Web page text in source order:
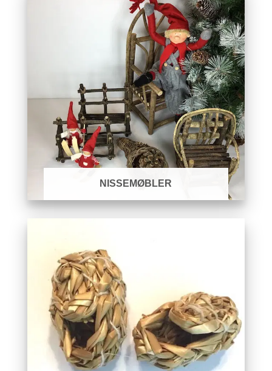
NISSEMØBLER